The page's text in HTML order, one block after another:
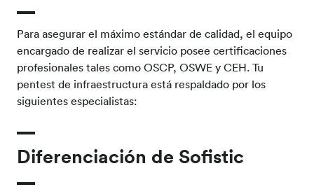
Para asegurar el máximo estándar de calidad, el equipo
encargado de realizar el servicio posee certificaciones
profesionales tales como OSCP, OSWE y CEH. Tu
pentest de infraestructura está respaldado por los
siguientes especialistas:
Diferenciación de Sofistic